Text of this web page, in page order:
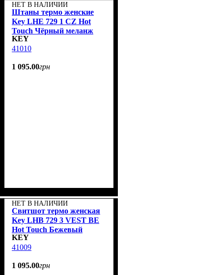
НЕТ В НАЛИЧИИ
Штаны термо женские
Key LHE 729 1 CZ Hot
Touch Чёрный меланж
KEY
41010
1 095.00грн
НЕТ В НАЛИЧИИ
Свитшот термо женская
Key LHB 729 3 VEST BE
Hot Touch Бежевый
меланж
KEY
41009
1 095.00грн